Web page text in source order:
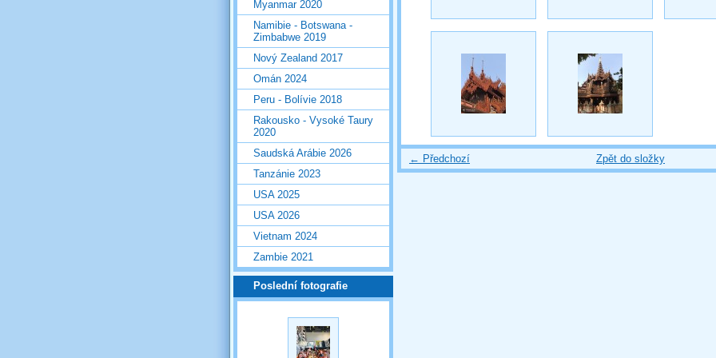
← Předchozí Zpět do složky
Myanmar 2020
Namibie - Botswana -
Zimbabwe 2019
Nový Zealand 2017
Omán 2024
Peru - Bolívie 2018
Rakousko - Vysoké Taury
2020
Saudská Arábie 2026
Tanzánie 2023
USA 2025
USA 2026
Vietnam 2024
Zambie 2021
Poslední fotografie